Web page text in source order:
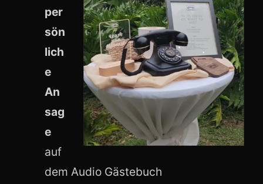
per
sön
lich
e
An
sag
e
auf
dem Audio Gästebuch